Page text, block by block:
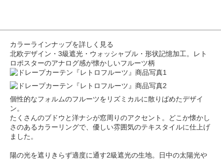
カラーラインナップを詳しく見る
北欧デザイン・3級遮光・ウォッシャブル・形状記憶加工。レト
ロポスターのアナログ感が懐かしいフルーツ柄
個性的なフォルムのフルーツをリズミカルに散りばめたデザイ
ン。
たくさんのブドウと洋ナシが窓周りのアクセント。どこか懐かし
さのあるカラーリングで、優しい雰囲気のテキスタイルに仕上げ
ました。
陽の光を遮りきらず適度に通す2級遮光の生地。日中の太陽光や